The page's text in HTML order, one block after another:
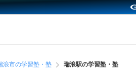
浪市の学習塾・塾 瑞浪駅の学習塾・塾